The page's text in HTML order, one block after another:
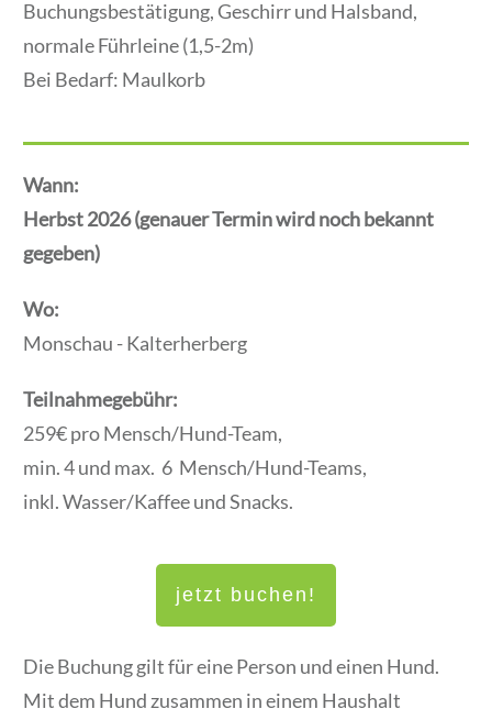
Buchungsbestätigung, Geschirr und Halsband,
normale Führleine (1,5-2m)
Bei Bedarf: Maulkorb
Wann:
Herbst 2026 (genauer Termin wird noch bekannt
gegeben)
Wo:
Monschau - Kalterherberg
Teilnahmegebühr:
259€ pro Mensch/Hund-Team,
min. 4 und max. 6 Mensch/Hund-Teams,
inkl. Wasser/Kaffee und Snacks.
jetzt buchen!
Die Buchung gilt für eine Person und einen Hund.
Mit dem Hund zusammen in einem Haushalt